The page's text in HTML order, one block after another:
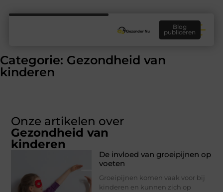
Blog
publiceren
Categorie: Gezondheid van
kinderen
Onze artikelen over
Gezondheid van
kinderen
De invloed van groeipijnen op
voeten
Groeipijnen komen vaak voor bij
kinderen en kunnen zich op